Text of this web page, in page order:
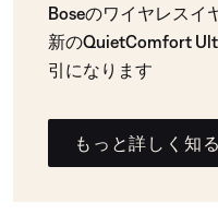
Boseのワイヤレスイ
新のQuietComfort
引になります
もっと詳しく知る